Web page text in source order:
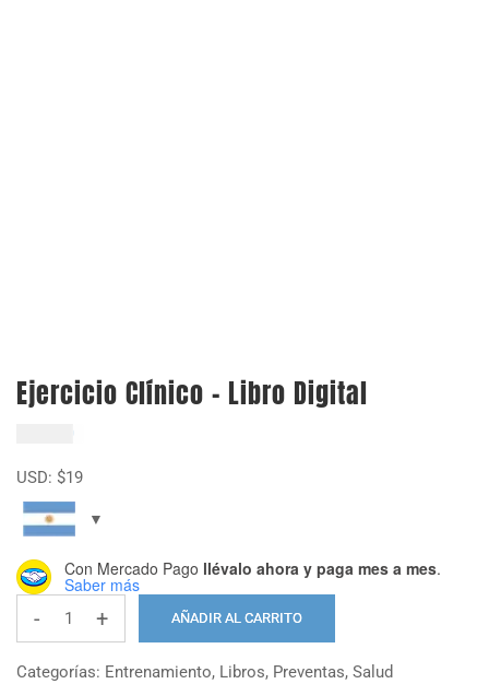
Ejercicio Clínico – Libro Digital
USD: $19
Con Mercado Pago llévalo ahora y paga mes a mes.
Saber más
-
Ejercicio
+ AÑADIR AL CARRITO
Categorías: Entrenamiento, Libros, Preventas, Salud